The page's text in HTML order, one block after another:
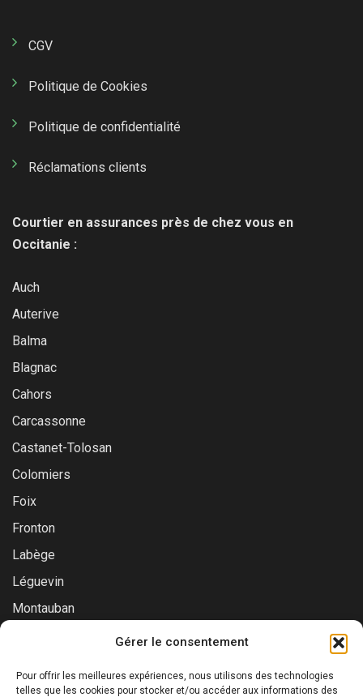
Gérer le consentement
Pour offrir les meilleures expériences, nous utilisons des technologies
telles que les cookies pour stocker et/ou accéder aux informations des
CGV
Politique de Cookies
Politique de confidentialité
Réclamations clients
Courtier en assurances près de chez vous en
Occitanie :
Auch
Auterive
Balma
Blagnac
Cahors
Carcassonne
Castanet-Tolosan
Colomiers
Foix
Fronton
Labège
Léguevin
Montauban
Saint-Lys